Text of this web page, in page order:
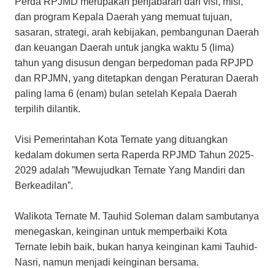
dan program Kepala Daerah yang memuat tujuan,
sasaran, strategi, arah kebijakan, pembangunan Daerah
dan keuangan Daerah untuk jangka waktu 5 (lima)
tahun yang disusun dengan berpedoman pada RPJPD
dan RPJMN, yang ditetapkan dengan Peraturan Daerah
paling lama 6 (enam) bulan setelah Kepala Daerah
terpilih dilantik.
Visi Pemerintahan Kota Ternate yang dituangkan
kedalam dokumen serta Raperda RPJMD Tahun 2025-
2029 adalah ”Mewujudkan Ternate Yang Mandiri dan
Berkeadilan”.
Walikota Ternate M. Tauhid Soleman dalam sambutanya
menegaskan, keinginan untuk memperbaiki Kota
Ternate lebih baik, bukan hanya keinginan kami Tauhid-
Nasri, namun menjadi keinginan bersama.